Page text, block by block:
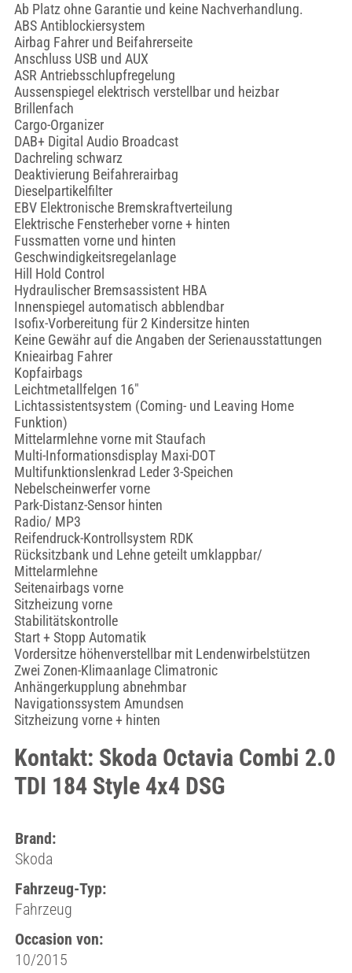
Ab Platz ohne Garantie und keine Nachverhandlung.
ABS Antiblockiersystem
Airbag Fahrer und Beifahrerseite
Anschluss USB und AUX
ASR Antriebsschlupfregelung
Aussenspiegel elektrisch verstellbar und heizbar
Brillenfach
Cargo-Organizer
DAB+ Digital Audio Broadcast
Dachreling schwarz
Deaktivierung Beifahrerairbag
Dieselpartikelfilter
EBV Elektronische Bremskraftverteilung
Elektrische Fensterheber vorne + hinten
Fussmatten vorne und hinten
Geschwindigkeitsregelanlage
Hill Hold Control
Hydraulischer Bremsassistent HBA
Innenspiegel automatisch abblendbar
Isofix-Vorbereitung für 2 Kindersitze hinten
Keine Gewähr auf die Angaben der Serienausstattungen
Knieairbag Fahrer
Kopfairbags
Leichtmetallfelgen 16"
Lichtassistentsystem (Coming- und Leaving Home
Funktion)
Mittelarmlehne vorne mit Staufach
Multi-Informationsdisplay Maxi-DOT
Multifunktionslenkrad Leder 3-Speichen
Nebelscheinwerfer vorne
Park-Distanz-Sensor hinten
Radio/ MP3
Reifendruck-Kontrollsystem RDK
Rücksitzbank und Lehne geteilt umklappbar/
Mittelarmlehne
Seitenairbags vorne
Sitzheizung vorne
Stabilitätskontrolle
Start + Stopp Automatik
Vordersitze höhenverstellbar mit Lendenwirbelstützen
Zwei Zonen-Klimaanlage Climatronic
Anhängerkupplung abnehmbar
Navigationssystem Amundsen
Sitzheizung vorne + hinten
Kontakt: Skoda Octavia Combi 2.0
TDI 184 Style 4x4 DSG
Brand:
Skoda
Fahrzeug-Typ:
Fahrzeug
Occasion von:
10/2015